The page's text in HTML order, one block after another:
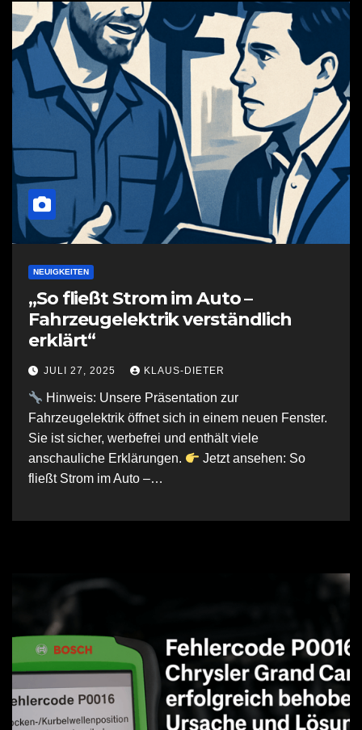
NEUIGKEITEN
„So fließt Strom im Auto –
Fahrzeugelektrik verständlich
erklärt“
JULI 27, 2025 KLAUS-DIETER
Hinweis: Unsere Präsentation zur
Fahrzeugelektrik öffnet sich in einem neuen Fenster.
Sie ist sicher, werbefrei und enthält viele
anschauliche Erklärungen.
Jetzt ansehen: So
fließt Strom im Auto –…